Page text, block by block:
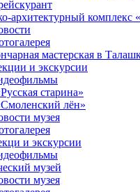
архитектурный комплекс
мастерская в
и экскурсии
старина»
лён»
музея
и экскурсии
музей
музея